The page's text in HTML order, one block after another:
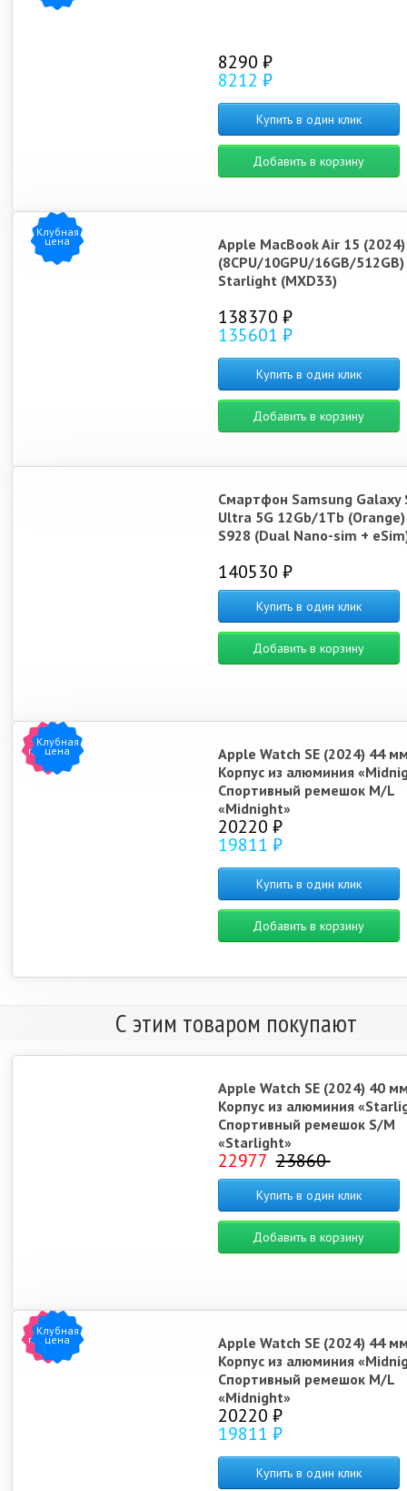
8290 ₽
8212 ₽
Купить в один клик
Добавить в корзину
Клубная
цена
Apple MacBook Air 15
(8CPU/10GPU/16GB/512GB)
Starlight (MXD33)
138370 ₽
135601 ₽
Купить в один клик
Добавить в корзину
Смартфон Samsung Galaxy
Ultra 5G 12Gb/1Tb (Orange)
S928 (Dual Nano-sim +
140530 ₽
Купить в один клик
Добавить в корзину
Хит
продаж
Клубная
цена
Apple Watch SE (2024) 44
Корпус из алюминия
Спортивный ремешок M/L
«Midnight»
20220 ₽
19811 ₽
Купить в один клик
Добавить в корзину
С этим товаром покупают
Apple Watch SE (2024) 40
Корпус из алюминия
Спортивный ремешок S/M
«Starlight»
22977 23860
Купить в один клик
Добавить в корзину
Хит
продаж
Клубная
цена
Apple Watch SE (2024) 44
Корпус из алюминия
Спортивный ремешок M/L
«Midnight»
20220 ₽
19811 ₽
Купить в один клик